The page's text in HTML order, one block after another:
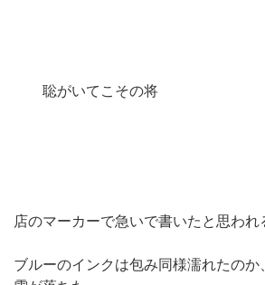
聡がいてこその将
店のマーカーで急いで書いたと思われ
ブルーのインクは包み同様濡れたの